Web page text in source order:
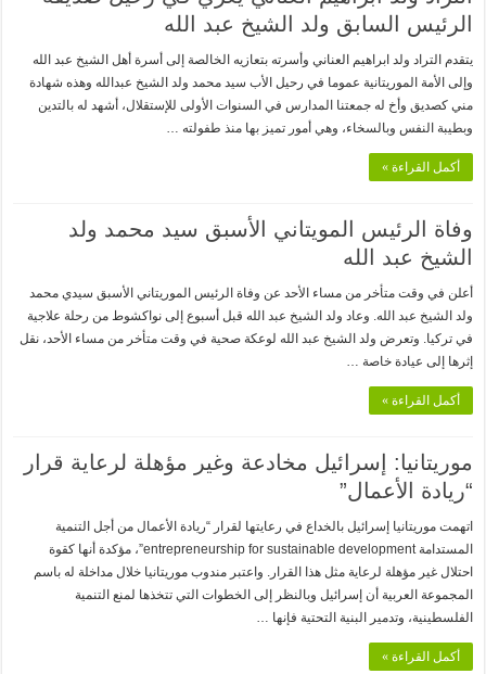
الرئيس السابق ولد الشيخ عبد الله
يتقدم التراد ولد ابراهيم العناني وأسرته بتعازيه الخالصة إلى أسرة أهل الشيخ عبد الله
وإلى الأمة الموريتانية عموما في رحيل الأب سيد محمد ولد الشيخ عبدالله وهذه شهادة
مني كصديق وأخ له جمعتنا المدارس في السنوات الأولى للإستقلال، أشهد له بالتدين
وبطيبة النفس وبالسخاء، وهي أمور تميز بها منذ طفولته …
أكمل القراءة »
وفاة الرئيس المويتاني الأسبق سيد محمد ولد
الشيخ عبد الله
أعلن في وقت متأخر من مساء الأحد عن وفاة الرئيس الموريتاني الأسبق سيدي محمد
ولد الشيخ عبد الله. وعاد ولد الشيخ عبد الله قبل أسبوع إلى نواكشوط من رحلة علاجية
في تركيا. وتعرض ولد الشيخ عبد الله لوعكة صحية في وقت متأخر من مساء الأحد، نقل
إثرها إلى عيادة خاصة …
أكمل القراءة »
موريتانيا: إسرائيل مخادعة وغير مؤهلة لرعاية قرار
“ريادة الأعمال”
اتهمت موريتانيا إسرائيل بالخداع في رعايتها لقرار “ريادة الأعمال من أجل التنمية
المستدامة entrepreneurship for sustainable development”، مؤكدة أنها كقوة
احتلال غير مؤهلة لرعاية مثل هذا القرار. واعتبر مندوب موريتانيا خلال مداخلة له باسم
المجموعة العربية أن إسرائيل وبالنظر إلى الخطوات التي تتخذها لمنع التنمية
الفلسطينية، وتدمير البنية التحتية فإنها …
أكمل القراءة »